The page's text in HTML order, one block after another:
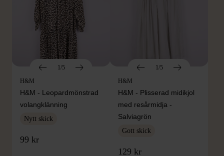
1/5
H&M
H&M - Leopardmönstrad
volangklänning
Nytt skick
99 kr
1/5
H&M
H&M - Plisserad midikjol
med resårmidja -
Salviagrön
Gott skick
129 kr